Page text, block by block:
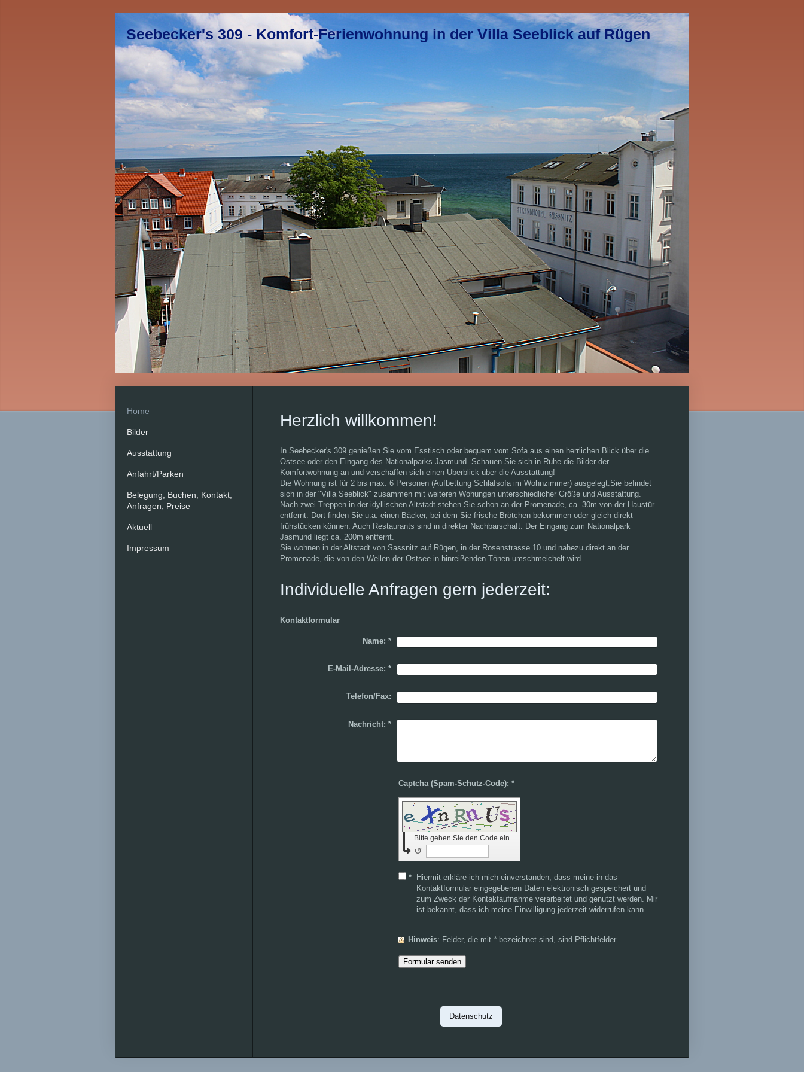
Seebecker's 309 - Komfort-Ferienwohnung in der Villa Seeblick auf Rügen
Home
Bilder
Ausstattung
Anfahrt/Parken
Belegung, Buchen, Kontakt,
Anfragen, Preise
Aktuell
Impressum
Herzlich willkommen!
In Seebecker's 309 genießen Sie vom Esstisch oder bequem vom Sofa aus einen herrlichen Blick über die
Ostsee oder den Eingang des Nationalparks Jasmund. Schauen Sie sich in Ruhe die Bilder der
Komfortwohnung an und verschaffen sich einen Überblick über die Ausstattung!
Die Wohnung ist für 2 bis max. 6 Personen (Aufbettung Schlafsofa im Wohnzimmer) ausgelegt.Sie befindet
sich in der "Villa Seeblick" zusammen mit weiteren Wohungen unterschiedlicher Größe und Ausstattung.
Nach zwei Treppen in der idyllischen Altstadt stehen Sie schon an der Promenade, ca. 30m von der Haustür
entfernt. Dort finden Sie u.a. einen Bäcker, bei dem Sie frische Brötchen bekommen oder gleich direkt
frühstücken können. Auch Restaurants sind in direkter Nachbarschaft. Der Eingang zum Nationalpark
Jasmund liegt ca. 200m entfernt.
Sie wohnen in der Altstadt von Sassnitz auf Rügen, in der Rosenstrasse 10 und nahezu direkt an der
Promenade, die von den Wellen der Ostsee in hinreißenden Tönen umschmeichelt wird.
Individuelle Anfragen gern jederzeit:
Kontaktformular
Name: *
E-Mail-Adresse: *
Telefon/Fax:
Nachricht: *
Captcha (Spam-Schutz-Code): *
Bitte geben Sie den Code ein
↺
* Hiermit erkläre ich mich einverstanden, dass meine in das
Kontaktformular eingegebenen Daten elektronisch gespeichert und
zum Zweck der Kontaktaufnahme verarbeitet und genutzt werden. Mir
ist bekannt, dass ich meine Einwilligung jederzeit widerrufen kann.
Hinweis : Felder, die mit *bezeichnet sind, sind Pflichtfelder.
Datenschutz